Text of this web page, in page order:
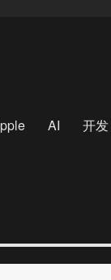
AI 开发